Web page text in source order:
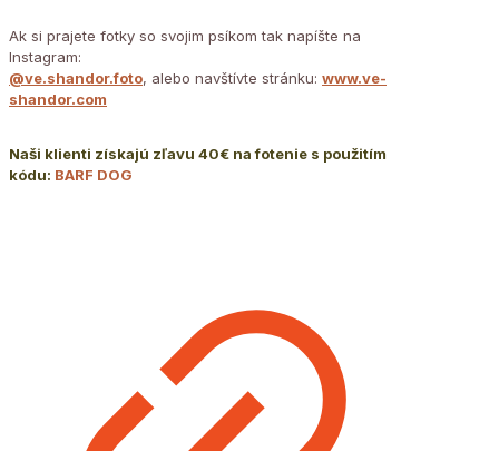
Ak si prajete fotky so svojim psíkom tak napíšte na
Instagram:
@ve.shandor.foto, alebo navštívte stránku: www.ve-
shandor.com
Naši klienti získajú zľavu 40€ na fotenie s použitím
kódu: BARF DOG